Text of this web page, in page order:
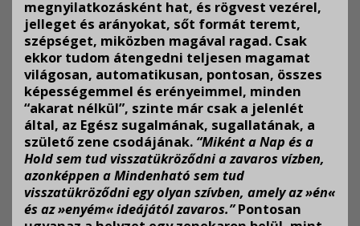
megnyilatkozásként hat, és rögvest vezérel,
jelleget és arányokat, sőt formát teremt,
szépséget, miközben magával ragad. Csak
ekkor tudom átengedni teljesen magamat
világosan, automatikusan, pontosan, összes
képességemmel és erényeimmel, minden
“akarat nélkül”, szinte már csak a jelenlét
által, az Egész sugalmának, sugallatának, a
születő zene csodájának. “Miként a Nap és a
Hold sem tud visszatükröződni a zavaros vízben,
azonképpen a Mindenható sem tud
visszatükröződni egy olyan szívben, amely az »én«
és az »enyém« ideájától zavaros.”Pontosan